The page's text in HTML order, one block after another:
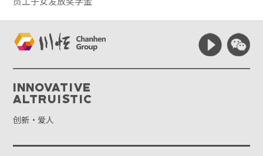
Innovative
Altruistic
创新·爱人